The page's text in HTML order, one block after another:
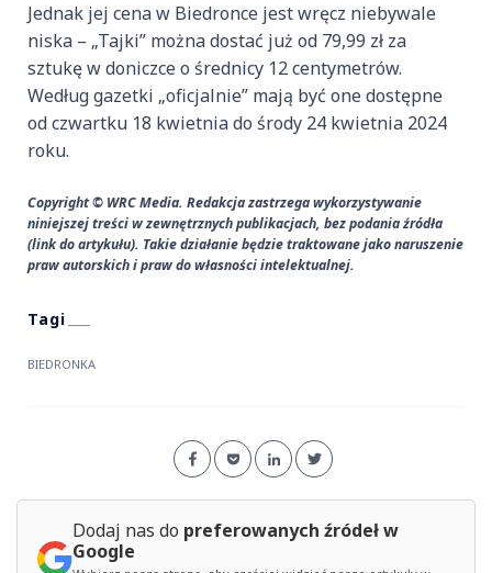
Jednak jej cena w Biedronce jest wręcz niebywale
niska – „Tajki” można dostać już od 79,99 zł za
sztukę w doniczce o średnicy 12 centymetrów.
Według gazetki „oficjalnie” mają być one dostępne
od czwartku 18 kwietnia do środy 24 kwietnia 2024
roku.
Copyright © WRC Media. Redakcja zastrzega wykorzystywanie
niniejszej treści w zewnętrznych publikacjach, bez podania źródła
(link do artykułu). Takie działanie będzie traktowane jako naruszenie
praw autorskich i praw do własności intelektualnej.
BIEDRONKA
Dodaj nas do preferowanych źródeł w
Google